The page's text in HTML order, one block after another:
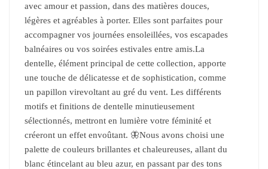
avec amour et passion, dans des matières douces,
légères et agréables à porter. Elles sont parfaites pour
accompagner vos journées ensoleillées, vos escapades
balnéaires ou vos soirées estivales entre amis.La
dentelle, élément principal de cette collection, apporte
une touche de délicatesse et de sophistication, comme
un papillon virevoltant au gré du vent. Les différents
motifs et finitions de dentelle minutieusement
sélectionnés, mettront en lumière votre féminité et
créeront un effet envoûtant. 🦋Nous avons choisi une
palette de couleurs brillantes et chaleureuses, allant du
blanc étincelant au bleu azur, en passant par des tons